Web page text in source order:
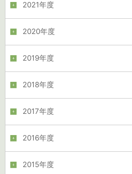
2021年度
2020年度
2019年度
2018年度
2017年度
2016年度
2015年度